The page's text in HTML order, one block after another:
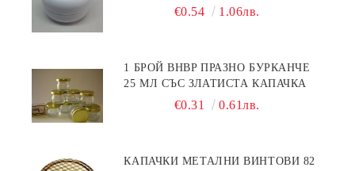
€0.54 1.06лв.
1 БРОЙ BHBP ПРАЗНО БУРКАНЧЕ
25 МЛ СЪС ЗЛАТИСТА КАПАЧКА
€0.31 0.61лв.
КАПАЧКИ МЕТАЛНИ ВИНТОВИ 82